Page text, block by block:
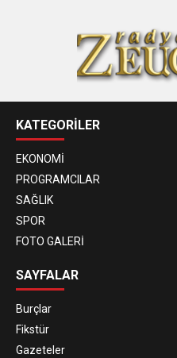
KATEGORİLER
EKONOMİ
PROGRAMCILAR
SAĞLIK
SPOR
FOTO GALERİ
SAYFALAR
Burçlar
Fikstür
Gazeteler